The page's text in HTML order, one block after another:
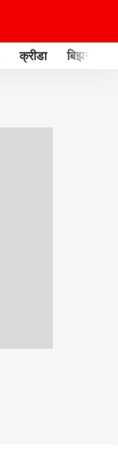
क्रीडा बिझनेस